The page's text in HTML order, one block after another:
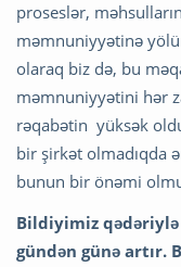
proseslər,
məmnuniyyətinə
olaraq biz də, bu
məmnuniyyətini hər
rəqabətin yüksək
bir şirkət olmadıqda
bunun bir önəmi
Bildiyimiz qədəriylə
gündən günə artır.